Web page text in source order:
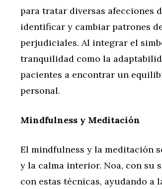
para tratar diversas afecciones
identificar y cambiar patrones
perjudiciales. Al integrar el
tranquilidad como la
pacientes a encontrar un
personal.
Mindfulness y Meditación
El mindfulness y la meditación
y la calma interior. Noa, con su
con estas técnicas, ayudando a